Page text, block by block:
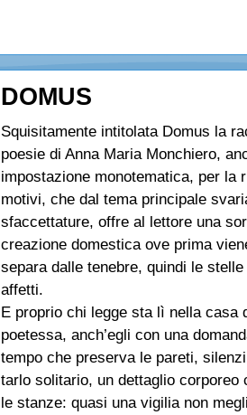
DOMUS
Squisitamente intitolata Domus la
poesie di Anna Maria Monchiero,
impostazione monotematica, per la
motivi, che dal tema principale
sfaccettature, offre al lettore una
creazione domestica ove prima
separa dalle tenebre, quindi le
affetti.
E proprio chi legge sta lì nella casa
poetessa, anch’egli con una
tempo che preserva le pareti,
tarlo solitario, un dettaglio corporeo
le stanze: quasi una vigilia non